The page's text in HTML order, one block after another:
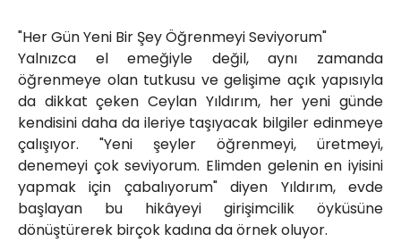
"Her Gün Yeni Bir Şey Öğrenmeyi Seviyorum"
Yalnızca el emeğiyle değil, aynı zamanda
öğrenmeye olan tutkusu ve gelişime açık yapısıyla
da dikkat çeken Ceylan Yıldırım, her yeni günde
kendisini daha da ileriye taşıyacak bilgiler edinmeye
çalışıyor. "Yeni şeyler öğrenmeyi, üretmeyi,
denemeyi çok seviyorum. Elimden gelenin en iyisini
yapmak için çabalıyorum" diyen Yıldırım, evde
başlayan bu hikâyeyi girişimcilik öyküsüne
dönüştürerek birçok kadına da örnek oluyor.